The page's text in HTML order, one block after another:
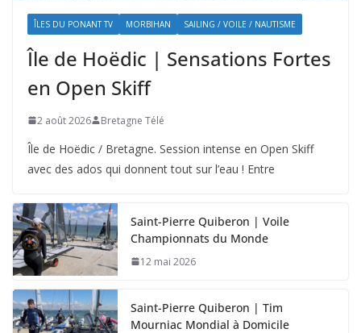
ÎLES DU PONANT TV MORBIHAN SAILING / VOILE / NAUTISME
Île de Hoëdic | Sensations Fortes
en Open Skiff
2 août 2026 Bretagne Télé
Île de Hoëdic / Bretagne. Session intense en Open Skiff
avec des ados qui donnent tout sur l’eau ! Entre
Saint-Pierre Quiberon | Voile
Championnats du Monde
12 mai 2026
Saint-Pierre Quiberon | Tim
Mourniac Mondial à Domicile